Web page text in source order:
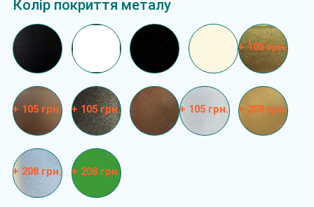
Колір покриття металу
+ 105 грн.
+ 105 грн. + 105 грн. + 105 грн. + 208 грн.
+ 208 грн. + 208 грн.